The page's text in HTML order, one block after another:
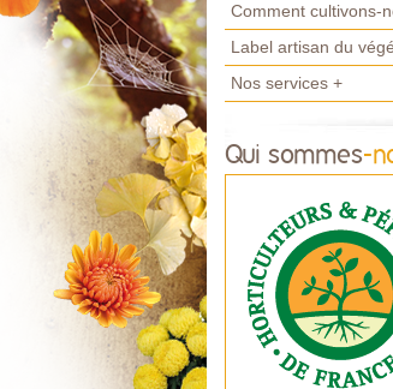
Comment cultivons-
Label artisan du
Nos services +
Qui sommes-